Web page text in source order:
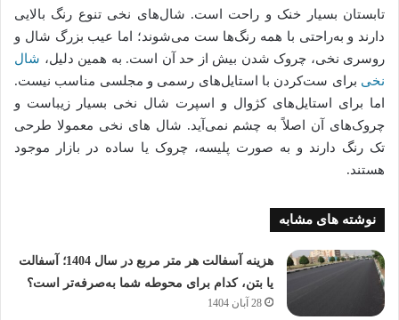
تابستان بسیار خنک و راحت است. شال‌های نخی تنوع رنگ بالایی
دارند و به‌راحتی با همه رنگ‌ها ست می‌شوند؛ اما عیب بزرگ شال و
روسری نخی، چروک شدن بیش از حد آن است. به همین دلیل، شال
نخی برای ست‌کردن با استایل‌های رسمی و مجلسی مناسب نیست.
اما برای استایل‌های کژوال و اسپرت شال نخی بسیار زیباست و
چروک‌های آن اصلاً به چشم نمی‌آید. شال های نخی معمولا طرحی
تک رنگ دارند و به صورت پلیسه، چروک یا ساده در بازار موجود
هستند.
نوشته های مشابه
هزینه آسفالت هر متر مربع در سال 1404؛ آسفالت
یا بتن، کدام برای محوطه شما به‌صرفه‌تر است؟
28 آبان 1404